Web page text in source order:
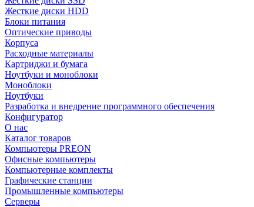
Жесткие диски HDD
Блоки питания
Оптические приводы
Корпуса
Расходные материалы
Картриджи и бумага
Ноутбуки и моноблоки
Моноблоки
Ноутбуки
Разработка и внедрение программного обеспечения
Конфигуратор
О нас
Каталог товаров
Компьютеры PREON
Офисные компьютеры
Компьютерные комплекты
Графические станции
Промышленные компьютеры
Серверы